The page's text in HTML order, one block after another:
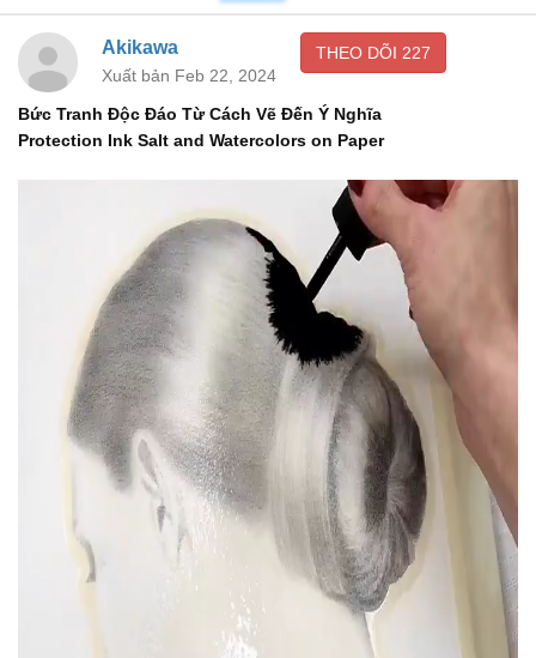
Akikawa
Xuất bản Feb 22, 2024
THEO DÕI 227
Bức Tranh Độc Đáo Từ Cách Vẽ Đến Ý Nghĩa
Protection Ink Salt and Watercolors on Paper